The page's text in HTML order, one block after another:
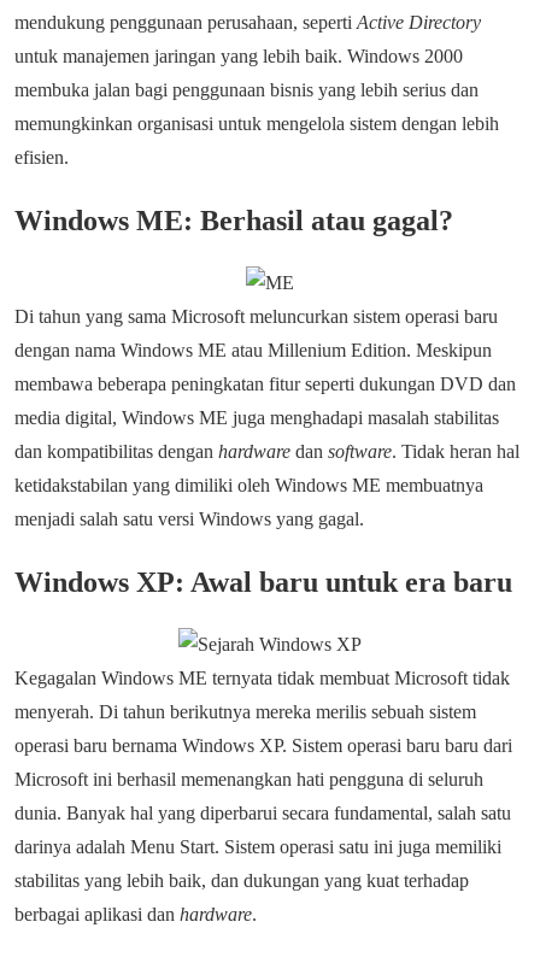
mendukung penggunaan perusahaan, seperti Active Directory
untuk manajemen jaringan yang lebih baik. Windows 2000
membuka jalan bagi penggunaan bisnis yang lebih serius dan
memungkinkan organisasi untuk mengelola sistem dengan lebih
efisien.
Windows ME: Berhasil atau gagal?
Di tahun yang sama Microsoft meluncurkan sistem operasi baru
dengan nama Windows ME atau Millenium Edition. Meskipun
membawa beberapa peningkatan fitur seperti dukungan DVD dan
media digital, Windows ME juga menghadapi masalah stabilitas
dan kompatibilitas dengan hardware dan software. Tidak heran hal
ketidakstabilan yang dimiliki oleh Windows ME membuatnya
menjadi salah satu versi Windows yang gagal.
Windows XP: Awal baru untuk era baru
Kegagalan Windows ME ternyata tidak membuat Microsoft tidak
menyerah. Di tahun berikutnya mereka merilis sebuah sistem
operasi baru bernama Windows XP. Sistem operasi baru baru dari
Microsoft ini berhasil memenangkan hati pengguna di seluruh
dunia. Banyak hal yang diperbarui secara fundamental, salah satu
darinya adalah Menu Start. Sistem operasi satu ini juga memiliki
stabilitas yang lebih baik, dan dukungan yang kuat terhadap
berbagai aplikasi dan hardware.